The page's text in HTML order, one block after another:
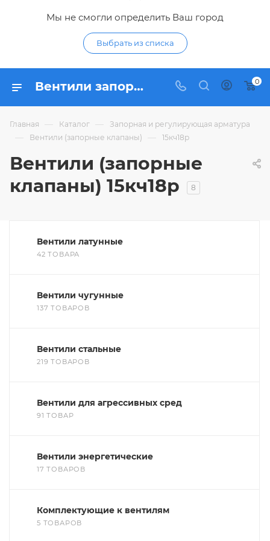
Мы не смогли определить Ваш город
Выбрать из списка
Вентили запорные 15кч18р - купить запорный клапан 15кч18р по низким ценам в интернет-магазине Гидропромтехника в Курске 0
Главная — Каталог — Запорная и регулирующая арматура
— Вентили (запорные клапаны) — 15кч18р
Вентили (запорные
клапаны) 15кч18р
8
Вентили латунные
42 ТОВАРА
Вентили чугунные
137 ТОВАРОВ
Вентили стальные
219 ТОВАРОВ
Вентили для агрессивных сред
91 ТОВАР
Вентили энергетические
17 ТОВАРОВ
Комплектующие к вентилям
5 ТОВАРОВ